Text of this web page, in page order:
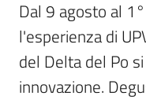
Biodiversità
Consultazione
Dal 9 agosto al
l'esperienza di
del Delta del Po
innovazione.